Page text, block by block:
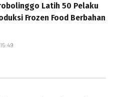
Latih 50 Pelaku
Frozen Food Berbahan